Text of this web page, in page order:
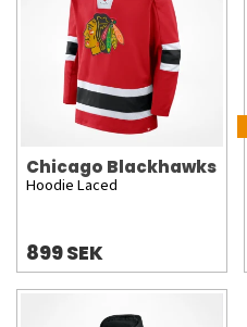
Chicago Blackhawks
Hoodie Laced
899 SEK